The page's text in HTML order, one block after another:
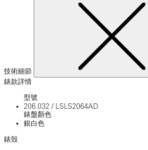
技術細節
錶款詳情
型號
206.032 /
LSLS2064AD
錶盤顏色
銀白色
錶殼